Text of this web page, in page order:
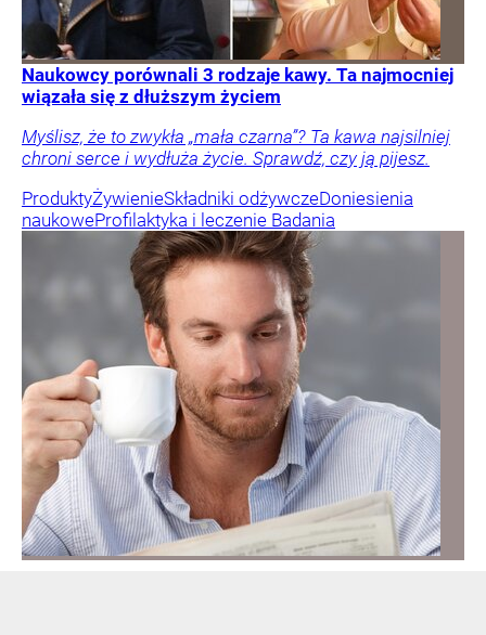
Naukowcy porównali 3 rodzaje kawy. Ta najmocniej
wiązała się z dłuższym życiem
Myślisz, że to zwykła „mała czarna”? Ta kawa najsilniej
chroni serce i wydłuża życie. Sprawdź, czy ją pijesz.
ProduktyŻywienieSkładniki odżywczeDoniesienia
naukoweProfilaktyka i leczenie Badania